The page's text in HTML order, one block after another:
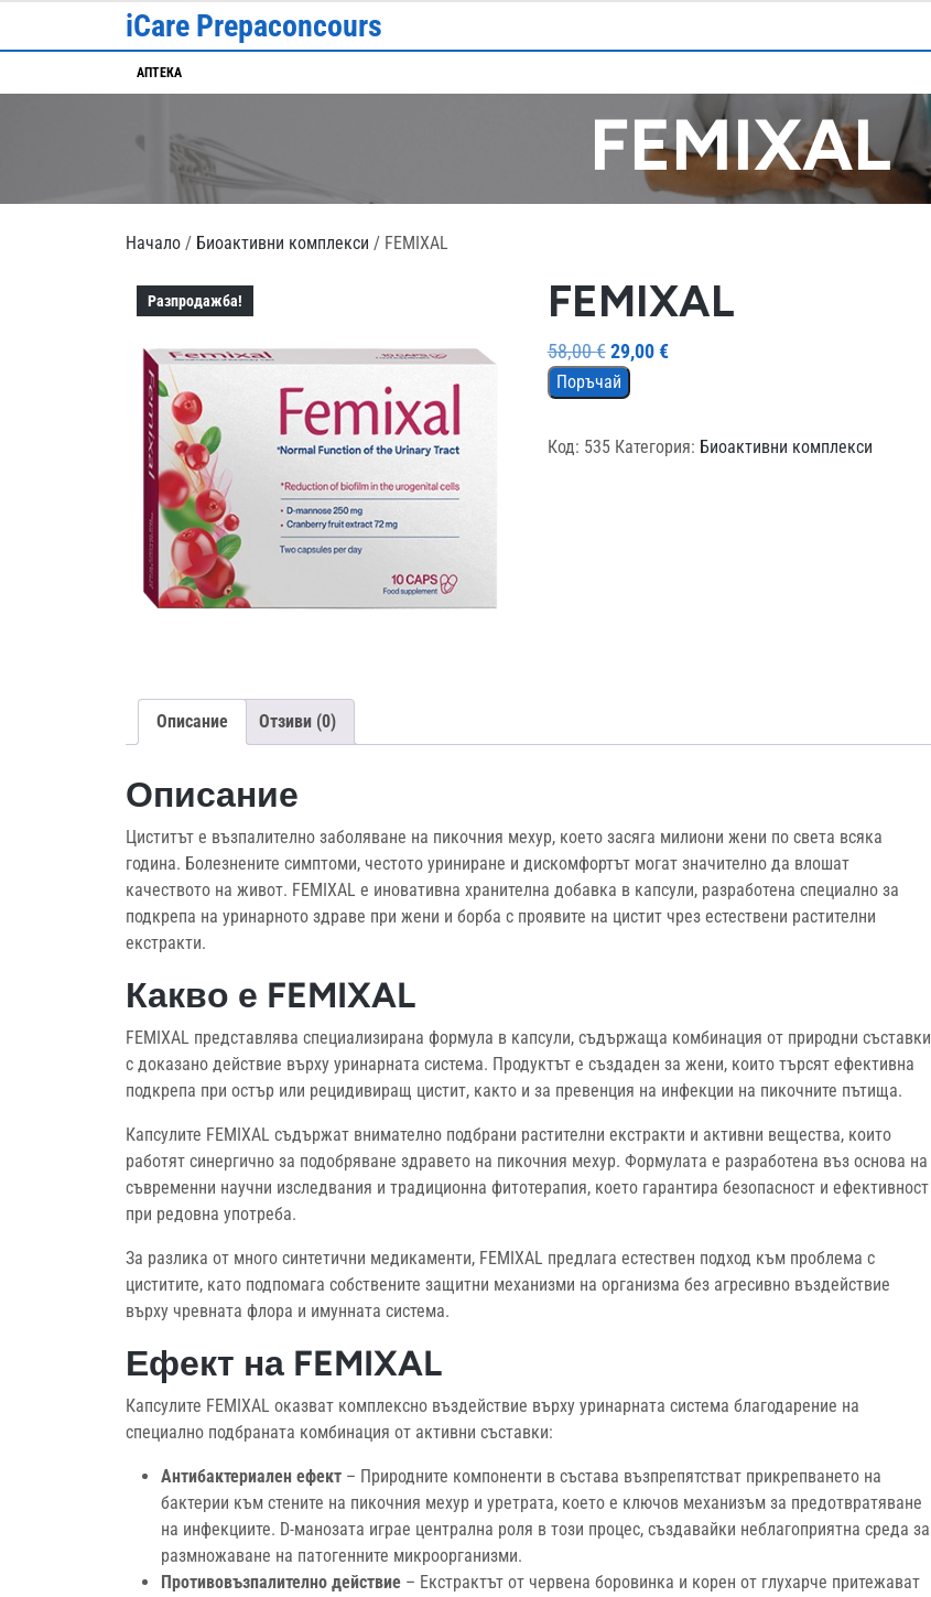
iCare Prepaconcours
АПТЕКА
FEMIXAL
Начало / Биоактивни комплекси / FEMIXAL
Разпродажба! FEMIXAL
58,00€ Original
price
58,00 €.
29,00€Текущата
29,00 €.
Поръчай
Код: 535 Категория: Биоактивни комплекси
Описание Отзиви (0)
Описание
Циститът е възпалително заболяване на пикочния мехур, което засяга милиони жени по света всяка
година. Болезнените симптоми, честото уриниране и дискомфортът могат значително да влошат
качеството на живот. FEMIXAL е иновативна хранителна добавка в капсули, разработена специално за
подкрепа на уринарното здраве при жени и борба с проявите на цистит чрез естествени растителни
екстракти.
Какво е FEMIXAL
FEMIXAL представлява специализирана формула в капсули, съдържаща комбинация от природни съставки
с доказано действие върху уринарната система. Продуктът е създаден за жени, които търсят ефективна
подкрепа при остър или рецидивиращ цистит, както и за превенция на инфекции на пикочните пътища.
Капсулите FEMIXAL съдържат внимателно подбрани растителни екстракти и активни вещества, които
работят синергично за подобряване здравето на пикочния мехур. Формулата е разработена въз основа на
съвременни научни изследвания и традиционна фитотерапия, което гарантира безопасност и ефективност
при редовна употреба.
За разлика от много синтетични медикаменти, FEMIXAL предлага естествен подход към проблема с
циститите, като подпомага собствените защитни механизми на организма без агресивно въздействие
върху чревната флора и имунната система.
Ефект на FEMIXAL
Капсулите FEMIXAL оказват комплексно въздействие върху уринарната система благодарение на
специално подбраната комбинация от активни съставки:
Антибактериален ефект – Природните компоненти в състава възпрепятстват прикрепването на
бактерии към стените на пикочния мехур и уретрата, което е ключов механизъм за предотвратяване
на инфекциите. D-манозата играе централна роля в този процес, създавайки неблагоприятна среда за
размножаване на патогенните микроорганизми.
Противовъзпалително действие – Екстрактът от червена боровинка и корен от глухарче притежават